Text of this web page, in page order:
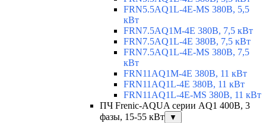
FRN5.5AQ1L-4E-MS 380В, 5,5
кВт
FRN7.5AQ1M-4E 380В, 7,5 кВт
FRN7.5AQ1L-4E 380В, 7,5 кВт
FRN7.5AQ1L-4E-MS 380В, 7,5
кВт
FRN11AQ1M-4E 380В, 11 кВт
FRN11AQ1L-4E 380В, 11 кВт
FRN11AQ1L-4E-MS 380В, 11 кВт
ПЧ Frenic-AQUA серии AQ1 400В, 3
фазы, 15-55 кВт
▼